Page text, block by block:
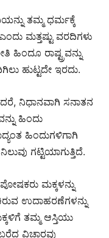
ತಮ್ಮ ಧರ್ಮಕ್ಕೆ
ಮತ್ತಷ್ಟು ವರದಿಗಳು
ಹಿಂದೂ ರಾಷ್ಟ್ರವನ್ನು
ಹುಟ್ಟದೇ ಇರದು.
ನಿಧಾನವಾಗಿ ಸನಾತನ
ಹಿಂದು
ಹಿಂದುಗಳಿಗಾಗಿ
ಗಟ್ಟಿಯಾಗುತ್ತಿದೆ.
ಮಕ್ಕಳನ್ನು
ಉದಾಹರಣೆಗಳನ್ನು
ತಮ್ಮ ಆಸ್ತಿಯು
ವಿಚಾರವು